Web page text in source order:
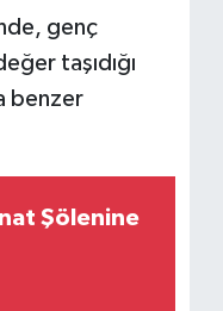
genç
taşıdığı
benzer
Şölenine